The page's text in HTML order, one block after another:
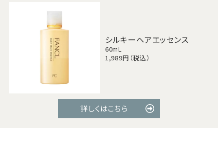
シルキーヘアエッセンス
60mL
1,989円（税込）
詳しくはこちら